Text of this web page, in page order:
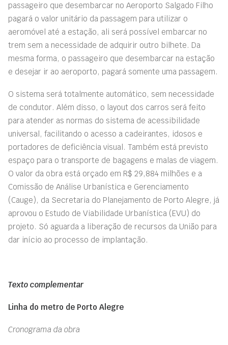
passageiro que desembarcar no Aeroporto Salgado Filho
pagará o valor unitário da passagem para utilizar o
aeromóvel até a estação, ali será possível embarcar no
trem sem a necessidade de adquirir outro bilhete. Da
mesma forma, o passageiro que desembarcar na estação
e desejar ir ao aeroporto, pagará somente uma passagem.
O sistema será totalmente automático, sem necessidade
de condutor. Além disso, o layout dos carros será feito
para atender as normas do sistema de acessibilidade
universal, facilitando o acesso a cadeirantes, idosos e
portadores de deficiência visual. Também está previsto
espaço para o transporte de bagagens e malas de viagem.
O valor da obra está orçado em R$ 29,884 milhões e a
Comissão de Análise Urbanística e Gerenciamento
(Cauge), da Secretaria do Planejamento de Porto Alegre, já
aprovou o Estudo de Viabilidade Urbanística (EVU) do
projeto. Só aguarda a liberação de recursos da União para
dar início ao processo de implantação.
Texto complementar
Linha do metro de Porto Alegre
Cronograma da obra